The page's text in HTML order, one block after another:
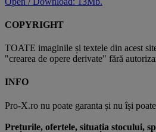
COPYRIGHT
TOATE imaginile și textele din acest
"crearea de opere derivate" fără
INFO
Pro-X.ro nu poate garanta și nu își
Prețurile, ofertele, situația stocului,